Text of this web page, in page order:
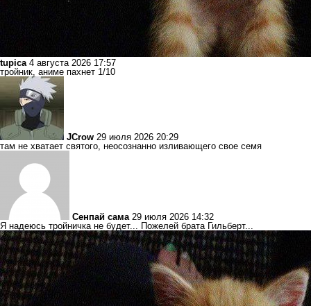
tupica 4 августа 2026 17:57
тройник, аниме пахнет 1/10
JCrow 29 июля 2026 20:29
там не хватает святого, неосознанно изливающего свое семя
Сенпай сама 29 июля 2026 14:32
Я надеюсь тройничка не будет... Пожелей брата Гильберт...